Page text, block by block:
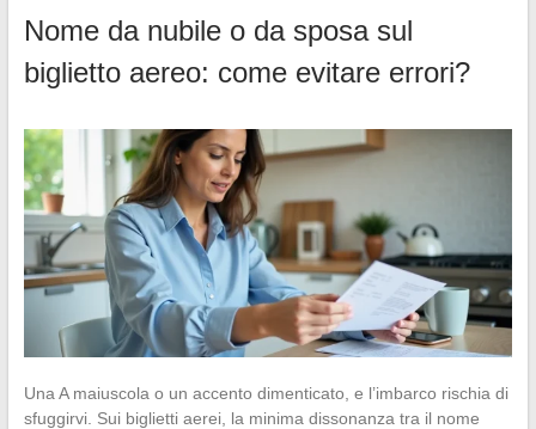
Nome da nubile o da sposa sul
biglietto aereo: come evitare errori?
Una A maiuscola o un accento dimenticato, e l’imbarco rischia di
sfuggirvi. Sui biglietti aerei, la minima dissonanza tra il nome